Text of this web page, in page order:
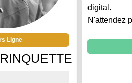
Ligne
digital.
N'attendez